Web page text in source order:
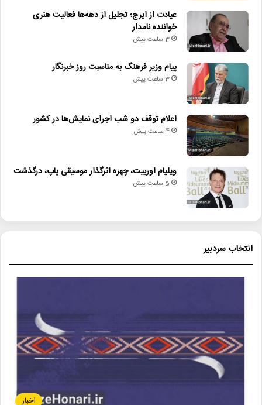
تئاتر_خیابانی
جشنواره_تئاتر_مقاومت
حاج_قاسم_سلیمانی
سردار_آسمانی
شهیدان_مقاومت
فلسطین
محور_مقاومت
عیادت از ایرج؛ تجلیل از دهه‌ها فعالیت هنری
خواننده نامدار
3 ساعت پیش
پیام وزیر فرهنگ به مناسبت روز خبرنگار
3 ساعت پیش
اعلام توقف دو شب اجرای نمایش‌ها در کشور
4 ساعت پیش
ویلیام اوربیت، چهره اثرگذار موسیقی پاپ، درگذشت
5 ساعت پیش
انتخاب سردبیر
اخبار